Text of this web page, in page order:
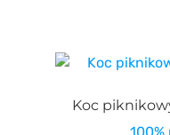
Koc
100%